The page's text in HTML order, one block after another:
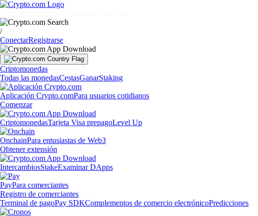
/
ConectarRegistrarse
Criptomonedas
Todas las monedasCestasGanarStaking
Aplicación Crypto.comPara usuarios cotidianos
Comenzar
CriptomonedasTarjeta Visa prepagoLevel Up
OnchainPara entusiastas de Web3
Obtener extensión
IntercambiosStakeExaminar DApps
PayPara comerciantes
Registro de comerciantes
Terminal de pagoPay SDKComplementos de comercio electrónicoPredicciones